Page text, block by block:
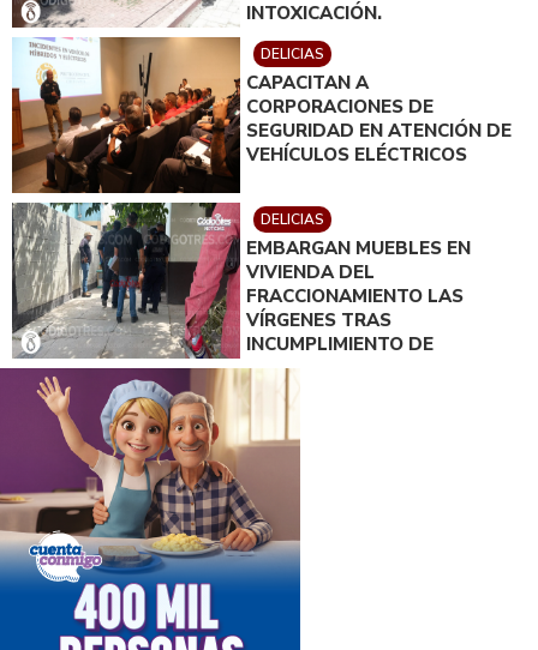
INTOXICACIÓN.
DELICIAS
CAPACITAN A
CORPORACIONES DE
SEGURIDAD EN ATENCIÓN DE
VEHÍCULOS ELÉCTRICOS
DELICIAS
EMBARGAN MUEBLES EN
VIVIENDA DEL
FRACCIONAMIENTO LAS
VÍRGENES TRAS
INCUMPLIMIENTO DE
ACUERDO DE PAGO